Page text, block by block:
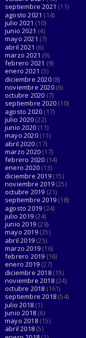
septiembre 2021 (11)
agosto 2021 (14)
julio 2021 (10)
junio 2021 (4)
mayo 2021 (7)
abril 2021 (6)
marzo 2021 (9)
febrero 2021 (9)
enero 2021 (3)
diciembre 2020(8)
noviembre 2020(6)
octubre 2020 (7)
septiembre 2020 (10)
agosto 2020 (17)
julio 2020 (22)
junio 2020 (11)
mayo 2020(11)
abril 2020 (17)
marzo 2020 (17)
febrero 2020 (14)
enero 2020 (13)
diciembre 2019(15)
noviembre 2019(25)
octubre 2019 (21)
septiembre 2019 (18)
agosto 2019 (24)
julio 2019 (24)
junio 2019 (29)
mayo 2019(35)
abril 2019 (25)
marzo 2019 (16)
febrero 2019 (16)
enero 2019 (27)
diciembre 2018(15)
noviembre 2018(24)
octubre 2018 (161)
septiembre 2018 (54)
julio 2018 (1)
junio 2018 (6)
mayo 2018(15)
abril 2018 (5)